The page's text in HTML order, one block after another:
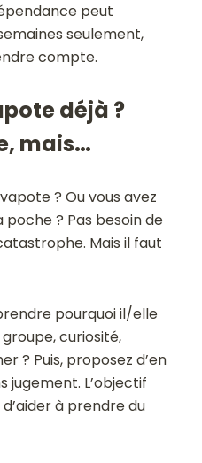
peut
seulement,
compte.
déjà ?
mais…
? Ou vous avez
? Pas besoin de
Mais il faut
pourquoi il/elle
curiosité,
? Puis, proposez d’en
jugement. L’objectif
à prendre du